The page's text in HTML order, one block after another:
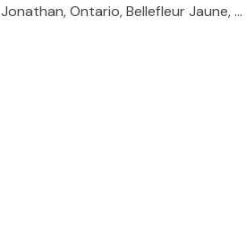
Ontario, Bellefleur Jaune, …